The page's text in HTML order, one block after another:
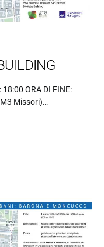
18:00 ORA DI FINE:
Missori)…